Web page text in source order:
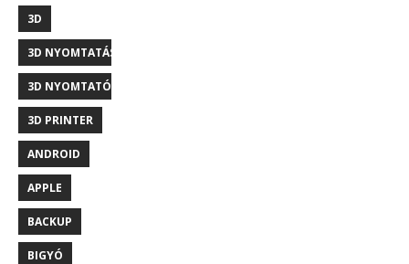
3D
3D NYOMTATÁS
3D NYOMTATÓ
3D PRINTER
ANDROID
APPLE
BACKUP
BIGYÓ